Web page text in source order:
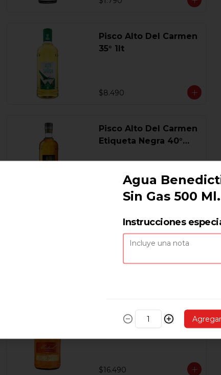
Pisco Alto Del Carmen
35° 1lt
$8.490
Pisco Alto Del Carmen
Etiqueta Negra 40°
$17.440
Pisco Campanario
Sour 16 Gl. 700 Ml.
Pisco Mistral Nobel
Añejado En Roble
Clasico 40 Gl.750 Ml.
$16.490
Agua
Sin Gas 500 Ml.
Instrucciones
Agregar